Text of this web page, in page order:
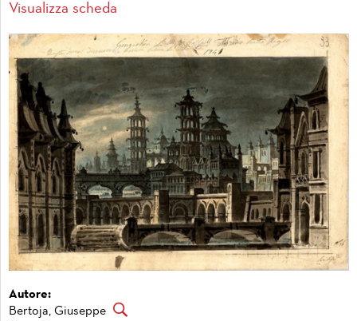
Visualizza scheda
Autore:
Bertoja, Giuseppe